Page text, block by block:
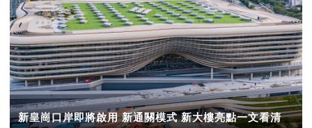
新皇崗口岸即將啟用 新通關模式 新大樓亮點一文看清